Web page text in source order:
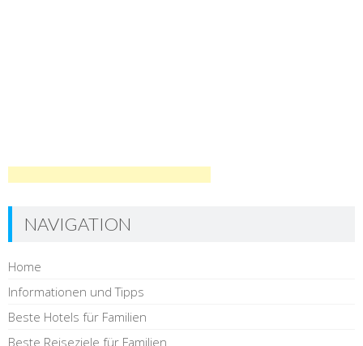
NAVIGATION
Home
Informationen und Tipps
Beste Hotels für Familien
Beste Reiseziele für Familien